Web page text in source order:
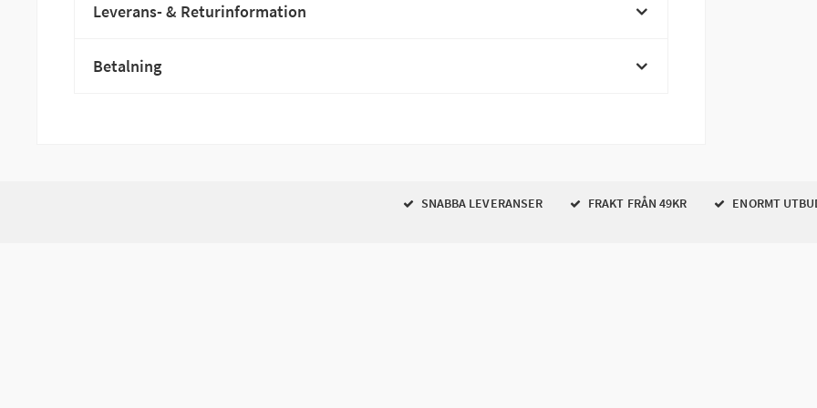
Leverans- & Returinformation
Betalning
SNABBA LEVERANSER FRAKT FRÅN 49KR ENORMT